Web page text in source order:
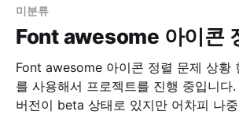
미분류
Font awesome 아이콘
Font awesome 아이콘 정렬 문제 상황 현재 Bootstrap 4
를 사용해서 프로젝트를 진행 중입니다. bootstrap 4는
버전이 beta 상태로 있지만 어차피 나